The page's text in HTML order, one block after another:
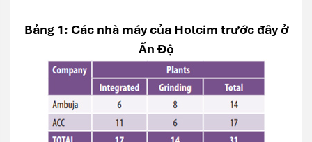
Bảng 1: Các nhà máy của Holcim trước đây ở
Ấn Độ